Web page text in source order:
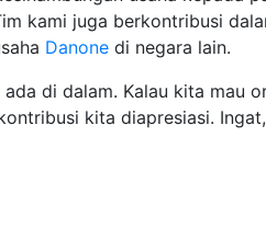
kami juga berkontribusi
Danone di negara lain.
di dalam. Kalau kita mau
kita diapresiasi.